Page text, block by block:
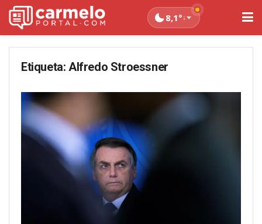
8,1°↓
Etiqueta: Alfredo Stroessner